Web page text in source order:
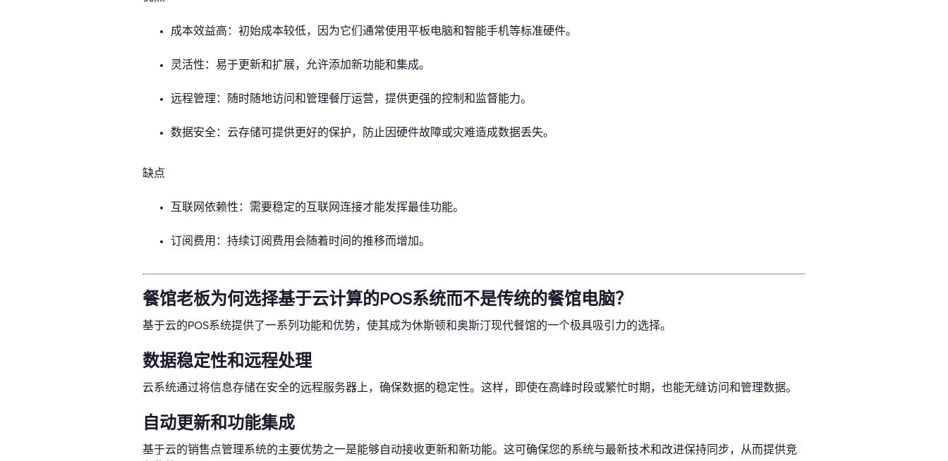
成本效益高：初始成本较低，因为它们通常使用平板电脑和智能手机等标准硬件。
灵活性：易于更新和扩展，允许添加新功能和集成。
远程管理：随时随地访问和管理餐厅运营，提供更强的控制和监督能力。
数据安全：云存储可提供更好的保护，防止因硬件故障或灾难造成数据丢失。
缺点
互联网依赖性：需要稳定的互联网连接才能发挥最佳功能。
订阅费用：持续订阅费用会随着时间的推移而增加。
餐馆老板为何选择基于云计算的POS系统而不是传统的餐馆电脑？
基于云的POS系统提供了一系列功能和优势，使其成为休斯顿和奥斯汀现代餐馆的一个极具吸引力的选择。
数据稳定性和远程处理
云系统通过将信息存储在安全的远程服务器上，确保数据的稳定性。这样，即使在高峰时段或繁忙时期，也能无缝访问和管理数据。
自动更新和功能集成
基于云的销售点管理系统的主要优势之一是能够自动接收更新和新功能。这可确保您的系统与最新技术和改进保持同步，从而提供竞